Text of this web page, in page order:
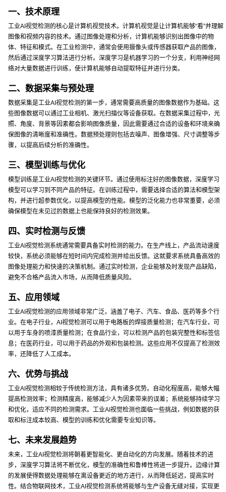
一、技术原理
工业AI视觉检测的核心是计算机视觉技术。计算机视觉是让计算机能够“看”并理解
图像和视频内容的技术。通过图像处理和分析，计算机能够识别出图像中的物
体、特征和模式。在工业检测中，通常会使用摄像头或传感器获取产品的图像，
然后通过深度学习算法进行分析。深度学习是机器学习的一个分支，利用神经网
络对大量数据进行训练，使计算机能够自动提取特征并进行分类。
二、数据采集与预处理
数据采集是工业AI视觉检测的第一步，通常需要高质量的图像数据作为基础。这
些图像数据可以通过工业相机、激光扫描仪等设备获取。在数据采集过程中，光
照、角度、背景等因素都会影响图像质量，因此需要通过合适的设备和环境来确
保图像的清晰度和准确性。数据预处理则包括去噪声、图像增强、尺寸调整等步
骤，以提高后续分析的准确性。
三、模型训练与优化
模型训练是工业AI视觉检测的关键环节。通过使用标注好的图像数据，深度学习
模型可以学习到不同产品的特征。在训练过程中，需要选择合适的算法和模型架
构，并进行超参数优化，以提高模型的性能。模型的泛化能力也非常重要，必须
确保模型在未见过的数据上也能保持良好的检测效果。
四、实时检测与反馈
工业AI视觉检测系统通常需要具备实时检测的能力。在生产线上，产品流动速度
较快，系统必须能够在短时间内完成检测并给出反馈。这就要求系统具备高效的
图像处理能力和快速的决策机制。通过实时检测，企业能够及时发现产品缺陷，
避免不合格产品流入市场，从而降低质量风险。
五、应用领域
工业AI视觉检测的应用领域非常广泛，涵盖了电子、汽车、食品、医药等多个行
业。在电子行业，AI视觉检测可以用于电路板的焊接质量检测；在汽车行业，可
以用于车身的喷漆质量检测；在食品行业，可以检测产品的包装完整性和标签信
息；在医药行业，可以用于药品的外观和包装检测。这些应用不仅提高了检测效
率，还降低了人工成本。
六、优势与挑战
工业AI视觉检测相较于传统检测方法，具有诸多优势。自动化程度高，能够大幅
提高检测效率；检测精度高，能够减少人为因素带来的误差；系统能够持续学习
和优化，适应不同的检测需求。工业AI视觉检测也面临一些挑战，例如数据的获
取和标注成本较高、模型的训练和优化需要专业知识等。
七、未来发展趋势
未来，工业AI视觉检测将朝着更智能化、更自动化的方向发展。随着技术的进
步，深度学习算法将不断优化，模型的准确性和鲁棒性将进一步提升。边缘计算
的发展使得数据处理能够在离设备更近的地方进行，从而降低延迟，提高实时
性。结合物联网技术，工业AI视觉检测系统将能够与生产设备无缝对接，实现更